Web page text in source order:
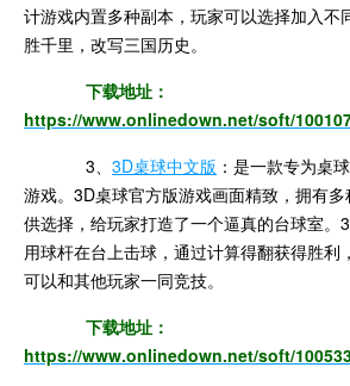
计游戏内置多种副本，玩家可以选择加入不
胜千里，改写三国历史。
下载地址：
https://www.onlinedown.net/soft/
3、 3D桌球中文版 ：是一款专为桌
游戏。3D桌球官方版游戏画面精致，拥有
供选择，给玩家打造了一个逼真的台球室。
用球杆在台上击球，通过计算得翻获得胜利
可以和其他玩家一同竞技。
下载地址：
https://www.onlinedown.net/soft/